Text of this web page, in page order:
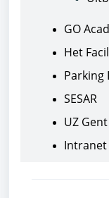
GO
Het
Parking
SESAR
UZ Gent
Intranet